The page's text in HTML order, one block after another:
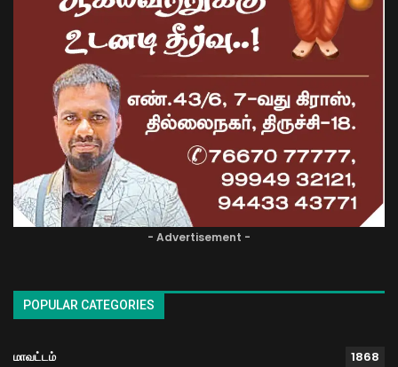
- Advertisement -
POPULAR CATEGORIES
மாவட்டம் 1868